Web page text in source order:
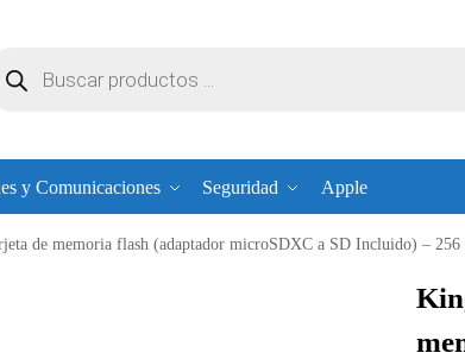
y Comunicaciones Seguridad Apple
de memoria flash (adaptador microSDXC a SD Incluido) – 256 GB – A2 /